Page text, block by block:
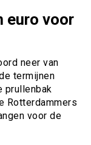
euro voor
neer van
termijnen
prullenbak
Rotterdammers
voor de